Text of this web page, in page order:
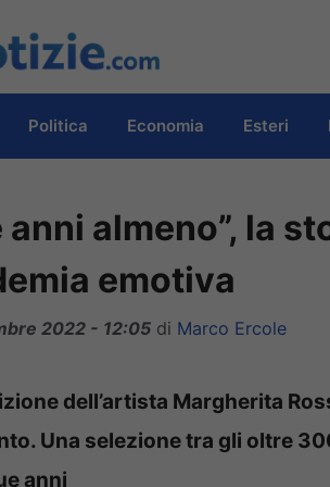
Politica Economia Esteri
anni almeno”, la
emotiva
2022 - 12:05 di Marco Ercole
dell’artista Margherita
Una selezione tra gli oltre
anni